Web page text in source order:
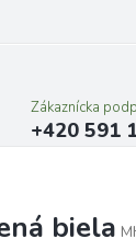
Zákaznícka
+420 591
biela